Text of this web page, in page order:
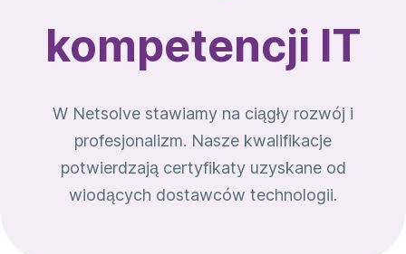
kompetencji IT
W Netsolve stawiamy na ciągły rozwój i
profesjonalizm. Nasze kwalifikacje
potwierdzają certyfikaty uzyskane od
wiodących dostawców technologii.